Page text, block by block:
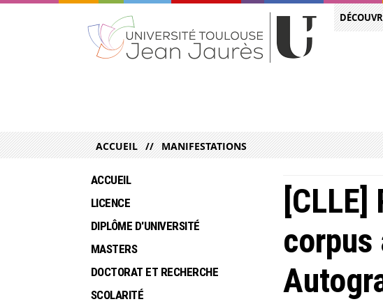
ACCUEIL MANIFESTATIONS
ACCUEIL
LICENCE
DIPLÔME D'UNIVERSITÉ
MASTERS
DOCTORAT ET RECHERCHE
SCOLARITÉ